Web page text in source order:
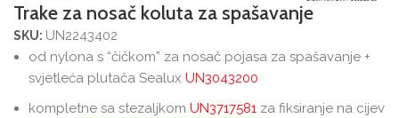
Trake za nosač koluta za spašavanje
SKU: UN2243402
od nylona s “čičkom” za nosač pojasa za spašavanje +
svjetleća plutača SealuxUN3043200
kompletne sa stezaljkomUN3717581 za fiksiranje na cijev